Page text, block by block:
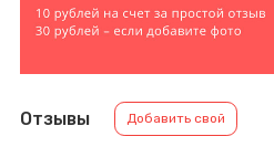
Отзывы Добавить свой